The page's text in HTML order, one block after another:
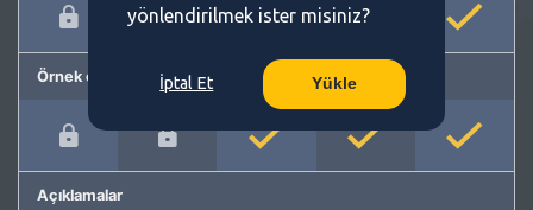
Örnek cümleler
Açıklamalar
yönlendirilmek ister misiniz?
İptal Et Yükle